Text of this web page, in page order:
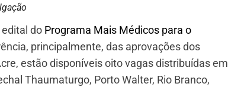
do Programa Mais Médicos para o
principalmente, das aprovações dos
estão disponíveis oito vagas distribuídas em
Thaumaturgo, Porto Walter, Rio Branco,